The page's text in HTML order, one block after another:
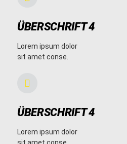
ÜBERSCHRIFT 4
Lorem ipsum dolor
sit amet conse.
ÜBERSCHRIFT 4
Lorem ipsum dolor